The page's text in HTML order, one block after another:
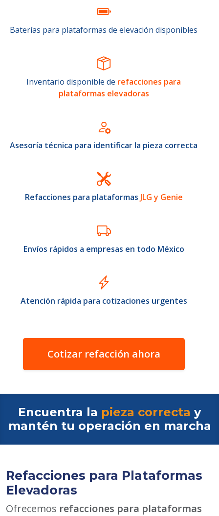
Baterías para plataformas de elevación disponibles
Inventario disponible de refacciones para
plataformas elevadoras
Asesoría técnica para identificar la pieza correcta
Refacciones para plataformas JLG y Genie
Envíos rápidos a empresas en todo México
Atención rápida para cotizaciones urgentes
Cotizar refacción ahora
Encuentra la pieza correcta y
mantén tu operación en marcha
Refacciones para Plataformas
Elevadoras
Ofrecemos refacciones para plataformas